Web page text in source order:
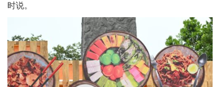
时说。